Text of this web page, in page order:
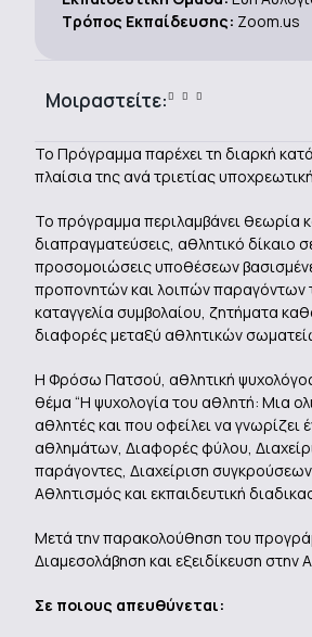
Τρόπος Εκπαίδευσης: ​ Zoom.us
Μοιραστείτε:
Το Πρόγραμμα παρέχει τη διαρκή
πλαίσια της ανά τριετίας
Το πρόγραμμα περιλαμβάνει θεωρία
διαπραγματεύσεις, αθλητικό δίκαιο
προσομοιώσεις υποθέσεων
προπονητών και λοιπών παραγόντων
καταγγελία συμβολαίου, ζητήματα
διαφορές μεταξύ αθλητικών
Η Φρόσω Πατσού, αθλητική
θέμα “Η ψυχολογία του αθλητή: Μια
αθλητές και που οφείλει να
αθλημάτων, Διαφορές φύλου,
παράγοντες, Διαχείριση
Αθλητισμός και εκπαιδευτική
Μετά την παρακολούθηση του
Διαμεσολάβηση και εξειδίκευση
Σε ποιους απευθύνεται: